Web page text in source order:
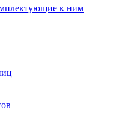
к ним